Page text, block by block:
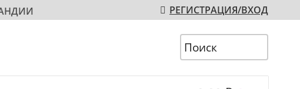
РЕГИСТРАЦИЯ/ВХОД